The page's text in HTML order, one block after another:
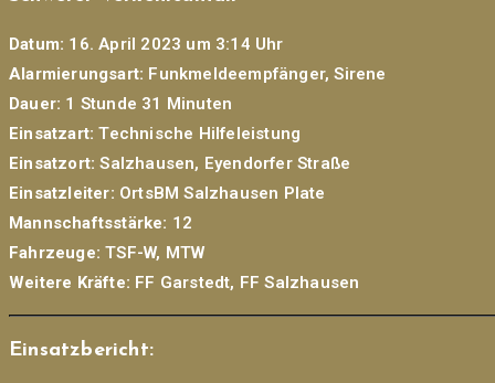
Datum: 16. April 2023 um 3:14 Uhr
Alarmierungsart: Funkmeldeempfänger, Sirene
Dauer: 1 Stunde 31 Minuten
Einsatzart: Technische Hilfeleistung
Einsatzort: Salzhausen, Eyendorfer Straße
Einsatzleiter: OrtsBM Salzhausen Plate
Mannschaftsstärke: 12
Fahrzeuge: TSF-W, MTW
Weitere Kräfte: FF Garstedt, FF Salzhausen
Einsatzbericht: